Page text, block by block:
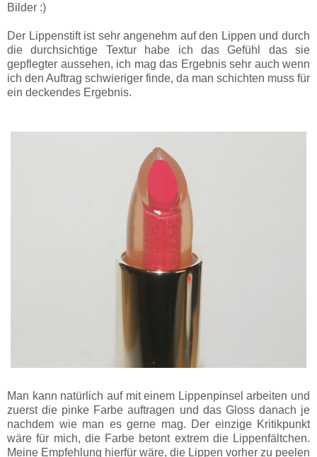
Bilder :)
Der Lippenstift ist sehr angenehm auf den Lippen und durch
die durchsichtige Textur habe ich das Gefühl das sie
gepflegter aussehen, ich mag das Ergebnis sehr auch wenn
ich den Auftrag schwieriger finde, da man schichten muss für
ein deckendes Ergebnis.
Man kann natürlich auf mit einem Lippenpinsel arbeiten und
zuerst die pinke Farbe auftragen und das Gloss danach je
nachdem wie man es gerne mag. Der einzige Kritikpunkt
wäre für mich, die Farbe betont extrem die Lippenfältchen.
Meine Empfehlung hierfür wäre, die Lippen vorher zu peelen